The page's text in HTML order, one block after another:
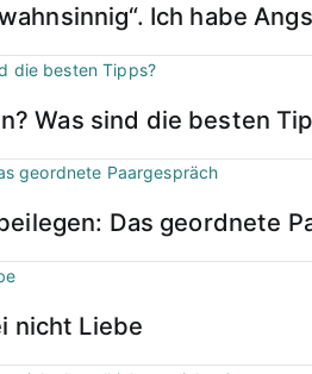
Ich habe
Was sind die besten
Das geordnete
nicht Liebe